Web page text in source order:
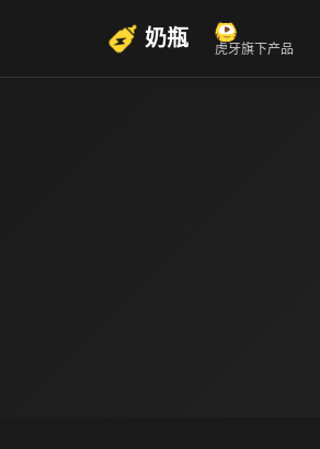
奶瓶 虎牙旗下产品